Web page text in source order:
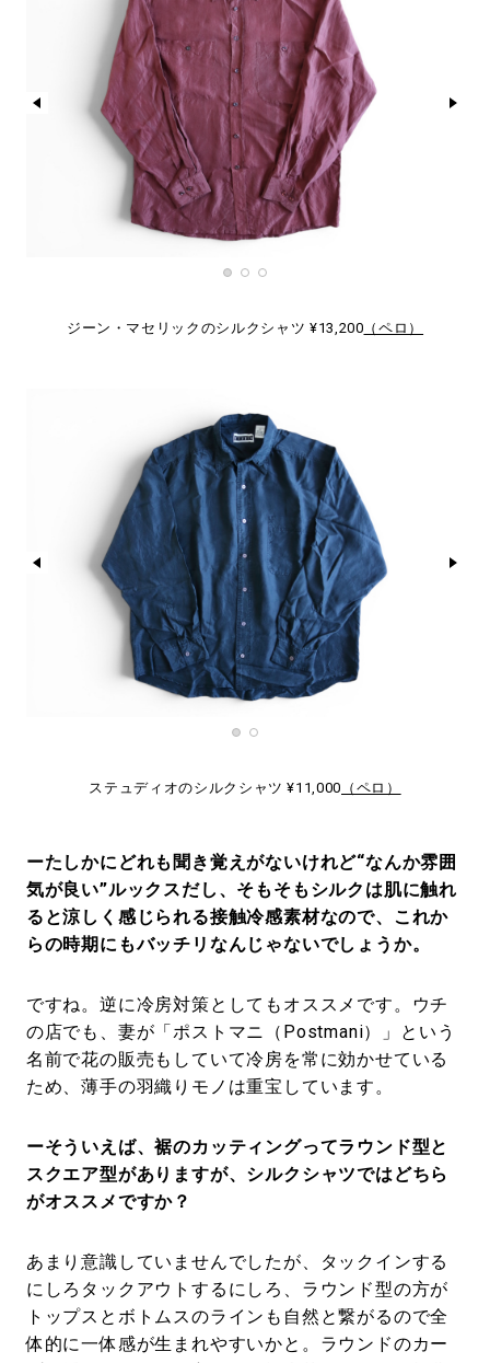
ジーン・マセリックのシルクシャツ ¥13,200 （ペロ）
ステュディオのシルクシャツ ¥11,000 （ペロ）
ーたしかにどれも聞き覚えがないけれど“なんか雰囲
気が良い”ルックスだし、そもそもシルクは肌に触れ
ると涼しく感じられる接触冷感素材なので、これか
らの時期にもバッチリなんじゃないでしょうか。
ですね。逆に冷房対策としてもオススメです。ウチ
の店でも、妻が「ポストマニ（Postmani）」という
名前で花の販売もしていて冷房を常に効かせている
ため、薄手の羽織りモノは重宝しています。
ーそういえば、裾のカッティングってラウンド型と
スクエア型がありますが、シルクシャツではどちら
がオススメですか？
あまり意識していませんでしたが、タックインする
にしろタックアウトするにしろ、ラウンド型の方が
トップスとボトムスのラインも自然と繋がるので全
体的に一体感が生まれやすいかと。ラウンドのカー